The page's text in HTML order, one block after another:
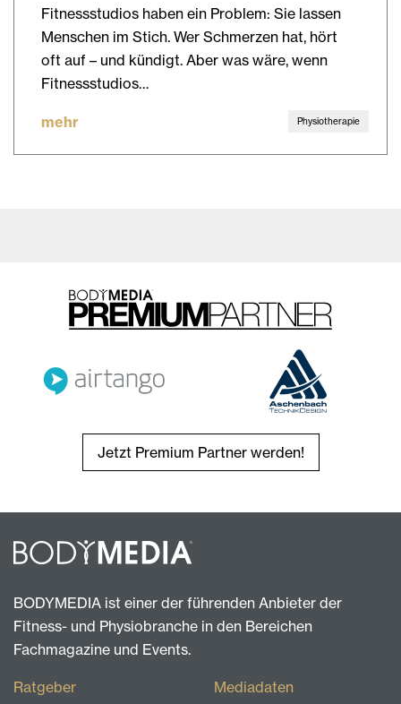
Fitnessstudios haben ein Problem: Sie lassen
Menschen im Stich. Wer Schmerzen hat, hört
oft auf – und kündigt. Aber was wäre, wenn
Fitnessstudios…
mehr Physiotherapie
Jetzt Premium Partner werden!
BODYMEDIA ist einer der führenden Anbieter der
Fitness- und Physiobranche in den Bereichen
Fachmagazine und Events.
Ratgeber Mediadaten